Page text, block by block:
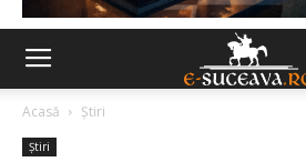
Acasă Ştiri
Ştiri